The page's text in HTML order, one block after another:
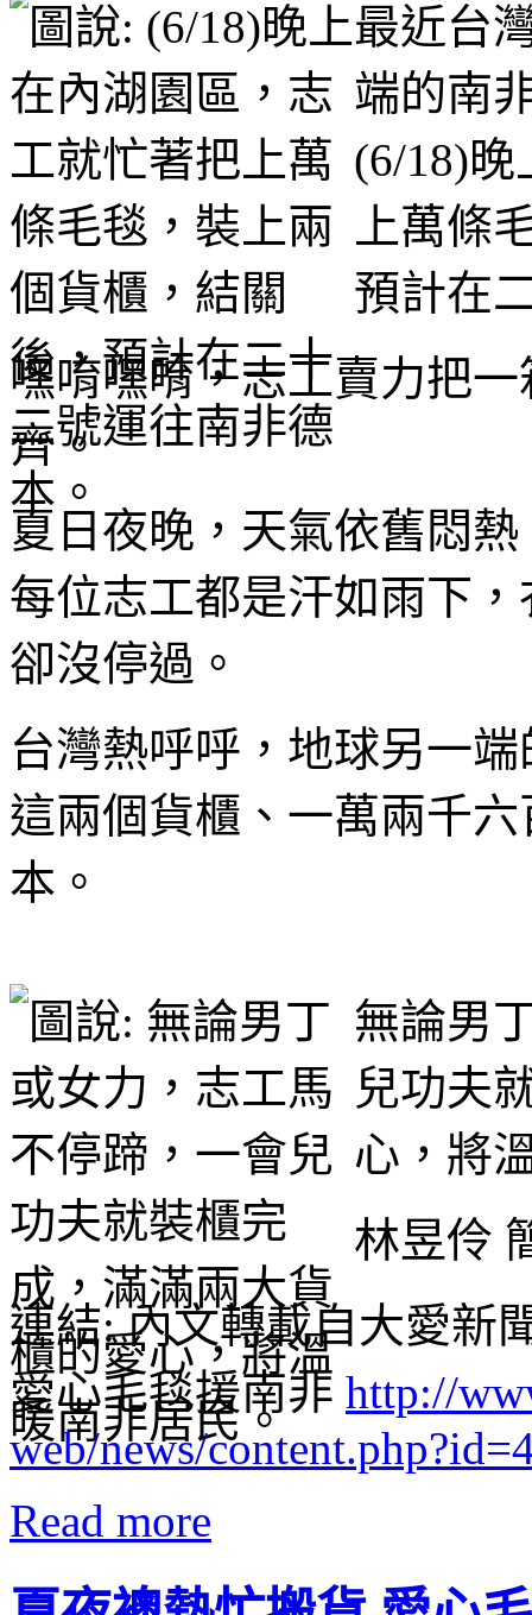
最近台
端的南
(6/18)
上萬條
預計在
嘿唷嘿唷，志工賣力把
齊。
夏日夜晚，天氣依舊悶
每位志工都是汗如雨下
卻沒停過。
台灣熱呼呼，地球另一
這兩個貨櫃、一萬兩千
本。
無論男
兒功夫
心，將
林昱伶
連結: 內文轉載自大愛
愛心毛毯援南非 http://
web/news/
Read more